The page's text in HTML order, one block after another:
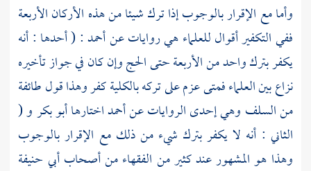
وأما مع الإقرار بالوجوب إذا ترك شيئا من هذه الأركان الأربعة
ففي التكفير أقوال للعلماء هي روايات عنأحمد: ( أحدها : أنه
يكفر بترك واحد من الأربعة حتى الحج وإن كان في جواز تأخيره
نزاع بين العلماء فمتى عزم على تركه بالكلية كفر وهذا قول طائفة
منالسلف وهي إحدى الروايات عنأحمداختارهاأبو بكرو (
الثاني : أنه لا يكفر بترك شيء من ذلك مع الإقرار بالوجوب
وهذا هو المشهور عند كثير من الفقهاء من أصحابأبي حنيفة